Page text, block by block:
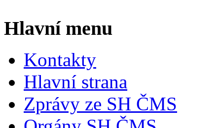
Hlavní menu
Kontakty
Hlavní strana
Zprávy ze SH ČMS